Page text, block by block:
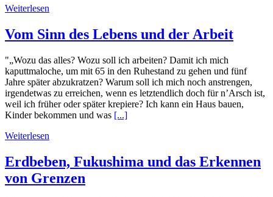
Weiterlesen
Vom Sinn des Lebens und der Arbeit
"„Wozu das alles? Wozu soll ich arbeiten? Damit ich mich
kaputtmaloche, um mit 65 in den Ruhestand zu gehen und fünf
Jahre später abzukratzen? Warum soll ich mich noch anstrengen,
irgendetwas zu erreichen, wenn es letztendlich doch für n’Arsch ist,
weil ich früher oder später krepiere? Ich kann ein Haus bauen,
Kinder bekommen und was [...]
Weiterlesen
Erdbeben, Fukushima und das Erkennen
von Grenzen